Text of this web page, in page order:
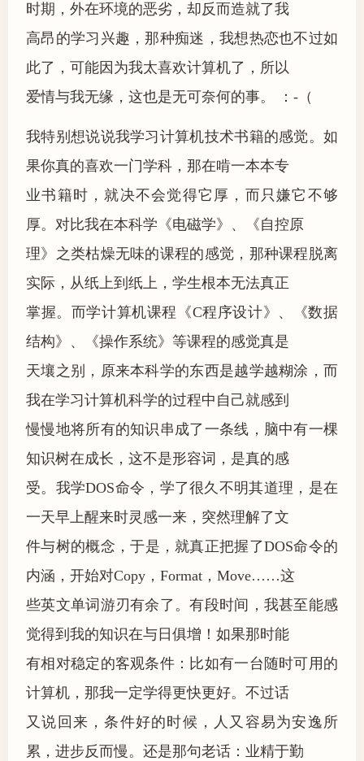
时期，外在环境的恶劣，却反而造就了我
高昂的学习兴趣，那种痴迷，我想热恋也不过如
此了，可能因为我太喜欢计算机了，所以
爱情与我无缘，这也是无可奈何的事。 ：-（
我特别想说说我学习计算机技术书籍的感觉。如
果你真的喜欢一门学科，那在啃一本本专
业书籍时，就决不会觉得它厚，而只嫌它不够
厚。对比我在本科学《电磁学》、《自控原
理》之类枯燥无味的课程的感觉，那种课程脱离
实际，从纸上到纸上，学生根本无法真正
掌握。而学计算机课程《C程序设计》、《数据
结构》、《操作系统》等课程的感觉真是
天壤之别，原来本科学的东西是越学越糊涂，而
我在学习计算机科学的过程中自己就感到
慢慢地将所有的知识串成了一条线，脑中有一棵
知识树在成长，这不是形容词，是真的感
受。我学DOS命令，学了很久不明其道理，是在
一天早上醒来时灵感一来，突然理解了文
件与树的概念，于是，就真正把握了DOS命令的
内涵，开始对Copy，Format，Move……这
些英文单词游刃有余了。有段时间，我甚至能感
觉得到我的知识在与日俱增！如果那时能
有相对稳定的客观条件：比如有一台随时可用的
计算机，那我一定学得更快更好。不过话
又说回来，条件好的时候，人又容易为安逸所
累，进步反而慢。还是那句老话：业精于勤